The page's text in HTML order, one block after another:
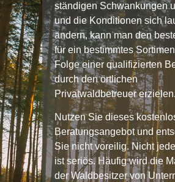
ständigen Schwankungen
und die Konditionen sich
ändern, kann man den
für ein bestimmtes
Folge einer qualifizierten
durch den örtlichen
Privatwaldbetreuer erzielen.
Nutzen Sie dieses
Beratungsangebot und
Sie nicht voreilig. Nicht
ist seriös. Häufig wird die
der Waldbesitzer von